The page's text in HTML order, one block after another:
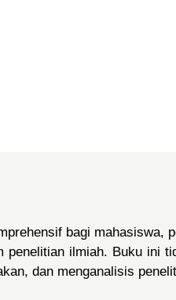
bagi mahasiswa,
ilmiah. Buku ini
dan menganalisis